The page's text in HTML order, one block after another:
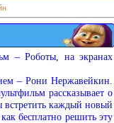
– Роботы, на экранах
– Рони Нержавейкин.
рассказывает о
встретить каждый новый
бесплатно решить эту